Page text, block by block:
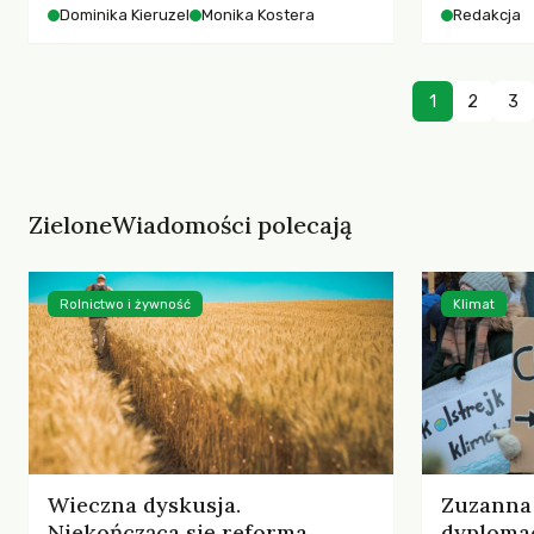
współczesnego miasta.
Dominika Kieruzel Monika Kostera Redakcja
1 2 3
ZieloneWiadomości polecają
Wieczna dyskusja.
Rolnictwo i żywność Klimat